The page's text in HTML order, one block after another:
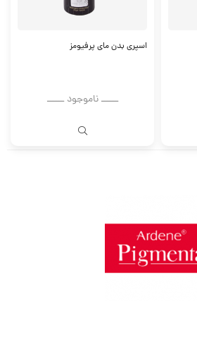
اسپری بدن مای پرفیومز
ــــــ ناموجود ــــــ